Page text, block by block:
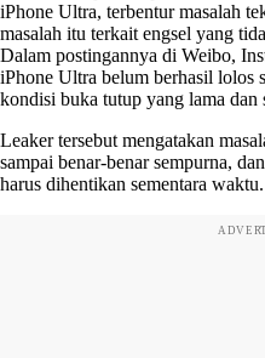
iPhone Ultra, terbentur masalah
masalah itu terkait engsel yang
Dalam postingannya di Weibo,
iPhone Ultra belum berhasil lolos
kondisi buka tutup yang lama dan
Leaker tersebut mengatakan
sampai benar-benar sempurna,
harus dihentikan sementara waktu.